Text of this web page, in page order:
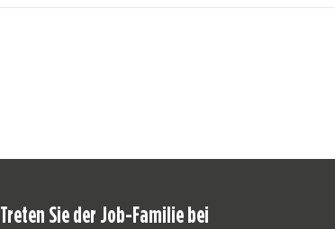
Treten Sie der Job-Familie bei